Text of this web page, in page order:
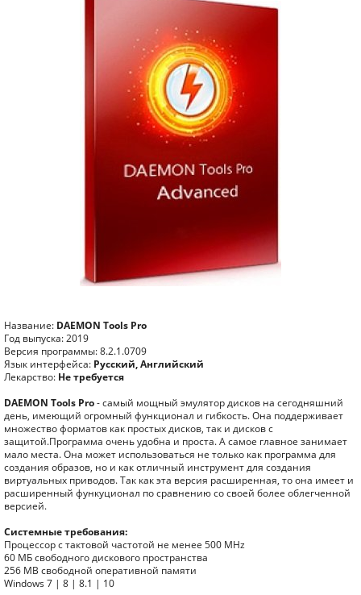
Название: DAEMON Tools Pro
Год выпуска: 2019
Версия программы: 8.2.1.0709
Язык интерфейса: Русский, Английский
Лекарство: Не требуется
DAEMON Tools Pro- самый мощный эмулятор дисков на сегодняшний
день, имеющий огромный функционал и гибкость. Она поддерживает
множество форматов как простых дисков, так и дисков с
защитой.Программа очень удобна и проста. А самое главное занимает
мало места. Она может использоваться не только как программа для
создания образов, но и как отличный инструмент для создания
виртуальных приводов. Так как эта версия расширенная, то она имеет и
расширенный функуционал по сравнению со своей более облегченной
версией.
Системные требования:
Процессор с тактовой частотой не менее 500 MHz
60 МБ свободного дискового пространства
256 MB свободной оперативной памяти
Windows 7 | 8 | 8.1 | 10